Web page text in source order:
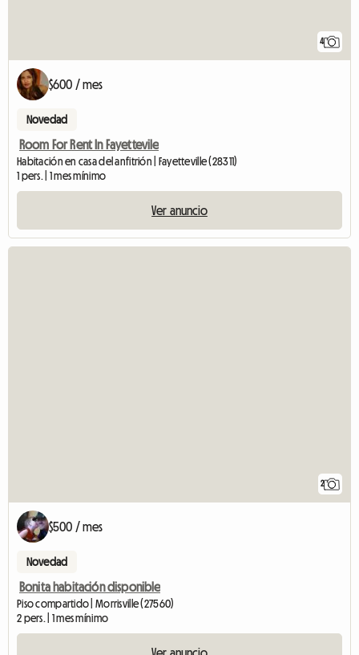
4
$600 / mes
Novedad
Room For Rent In Fayettevile
Habitación en casa del anfitrión | Fayetteville (28311)
1 pers. | 1 mes mínimo
Ver anuncio
2
$500 / mes
Novedad
Bonita habitación disponible
Piso compartido | Morrisville (27560)
2 pers. | 1 mes mínimo
Ver anuncio